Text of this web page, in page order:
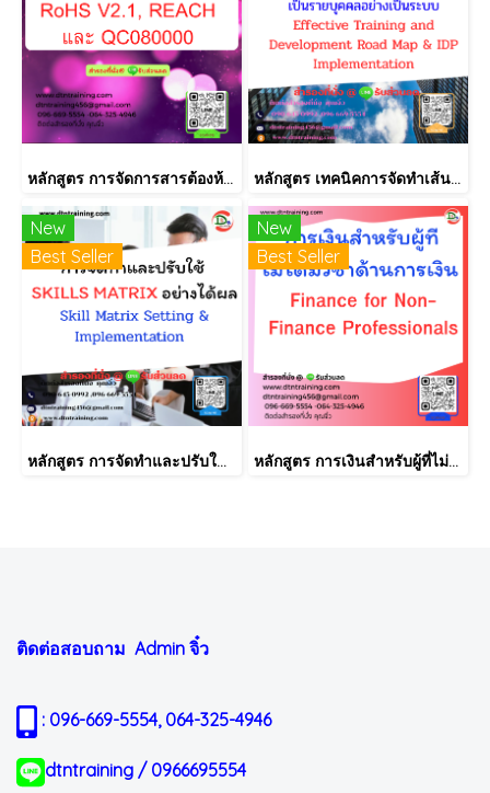
หลักสูตร การจัดการสารต้องห้ามตามระเบียบ RoHS V2.1, REACH และ QC080000 หลักสูตร เทคนิคการจัดทำเส้นทางการฝึกอบรม และการพัฒนาบุคลากร เป็นรายบุคคลอย่างเป็นระบบ Effective Training and Development Road Map & IDP Implementation
New
Best Seller
หลักสูตร การจัดทำและปรับใช้ SKILLS MATRIX อย่างได้ผล Skill Matrix Setting & Implementation
New
Best Seller
หลักสูตร การเงินสำหรับผู้ที่ไม่ได้มีวิชาชีพด้านการเงิน (Finance for Non-Finance Professionals)
ติดต่อสอบถาม Admin จิ๋ว
: 096-669-5554, 064-325-4946
dtntraining / 0966695554